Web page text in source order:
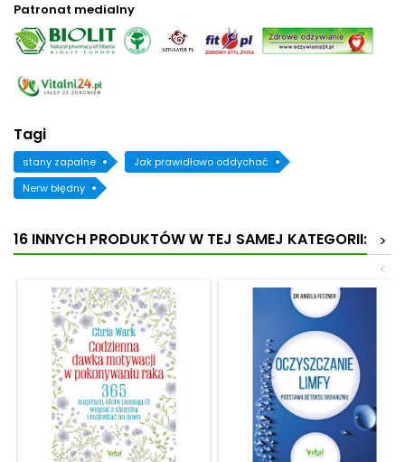
Patronat medialny
Tagi
stany zapalne
Jak prawidłowo oddychać
Nerw błędny
16 INNYCH PRODUKTÓW W TEJ SAMEJ KATEGORII:
>
<